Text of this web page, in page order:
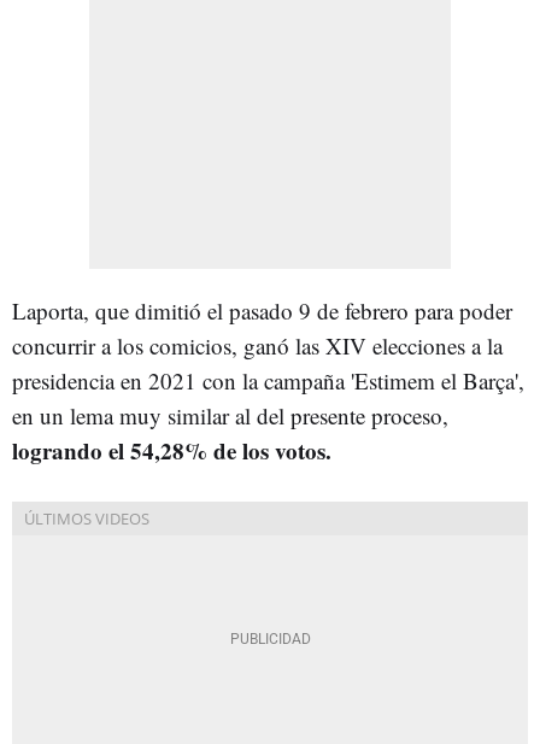
Laporta, que dimitió el pasado 9 de febrero para poder
concurrir a los comicios, ganó las XIV elecciones a la
presidencia en 2021 con la campaña 'Estimem el Barça',
en un lema muy similar al del presente proceso,
logrando el 54,28% de los votos.